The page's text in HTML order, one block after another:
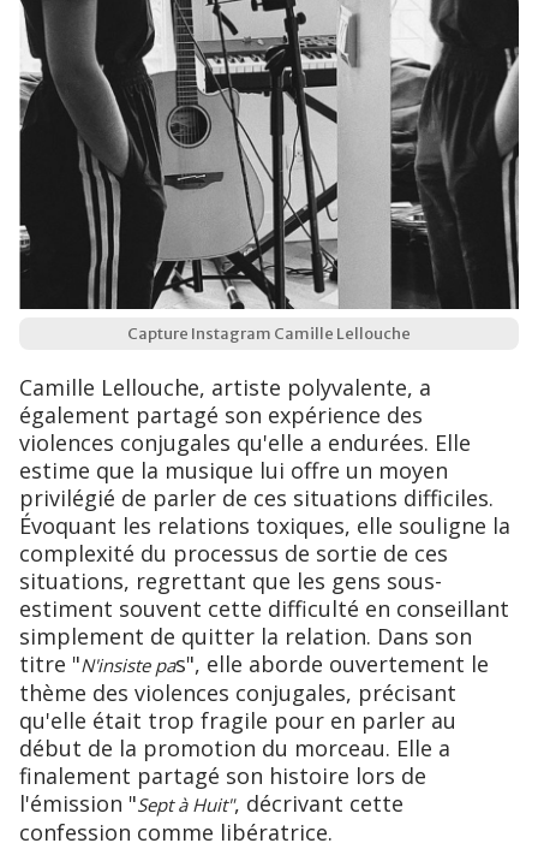
Capture Instagram Camille Lellouche
Camille Lellouche, artiste polyvalente, a
également partagé son expérience des
violences conjugales qu'elle a endurées. Elle
estime que la musique lui offre un moyen
privilégié de parler de ces situations difficiles.
Évoquant les relations toxiques, elle souligne la
complexité du processus de sortie de ces
situations, regrettant que les gens sous-
estiment souvent cette difficulté en conseillant
simplement de quitter la relation. Dans son
titre "N'insiste pas", elle aborde ouvertement le
thème des violences conjugales, précisant
qu'elle était trop fragile pour en parler au
début de la promotion du morceau. Elle a
finalement partagé son histoire lors de
l'émission "Sept à Huit", décrivant cette
confession comme libératrice.